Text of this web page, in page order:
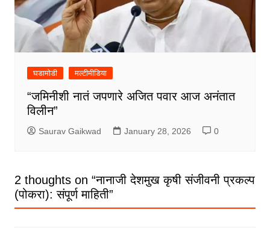
घडामोडी मल्टीमीडिया
“जमिनीशी नातं जपणारे अजित पवार आज अनंतात
विलीन”
Saurav Gaikwad January 28, 2026 0
2 thoughts on “नानाजी देशमुख कृषी संजीवनी प्रकल्प
(पोकरा): संपूर्ण माहिती”